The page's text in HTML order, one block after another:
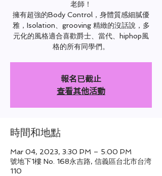
老師！
擁有超強的Body Control，身體質感細膩優
雅，Isolation、grooving 精緻的沒話說，多
元化的風格適合喜歡爵士、當代、hiphop風
格的所有同學們。
報名已截止
查看其他活動
時間和地點
Mar 04, 2023, 3:30 PM – 5:00 PM
號地下1樓 No. 168永吉路, 信義區台北市台湾
110